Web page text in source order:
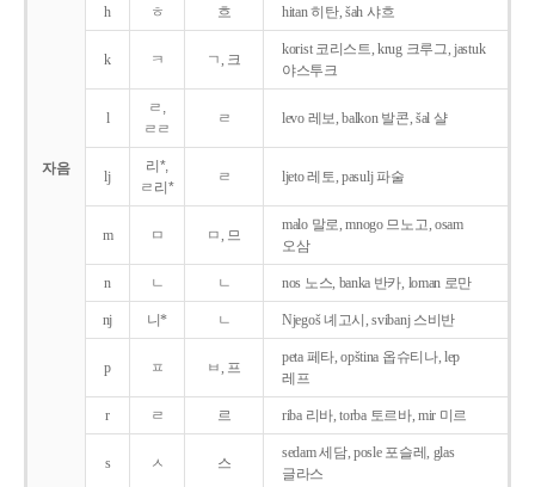
자음
h ㅎ 흐 hitan 히탄, šah 샤흐
k ㅋ ㄱ, 크
korist 코리스트, krug 크루그, jastuk
야스투크
l
ㄹ,
ㄹㄹ
ㄹ levo 레보, balkon 발콘, šal 샬
lj
리*,
ㄹ리*
ㄹ ljeto 레토, pasulj 파술
m ㅁ ㅁ, 므
malo 말로, mnogo 므노고, osam
오삼
n ㄴ ㄴ nos 노스, banka 반카, loman 로만
nj 니* ㄴ Njegoš 녜고시, svibanj 스비반
p ㅍ ㅂ, 프
peta 페타, opština 옵슈티나, lep
레프
r ㄹ 르 riba 리바, torba 토르바, mir 미르
s ㅅ 스
sedam 세담, posle 포슬레, glas
글라스